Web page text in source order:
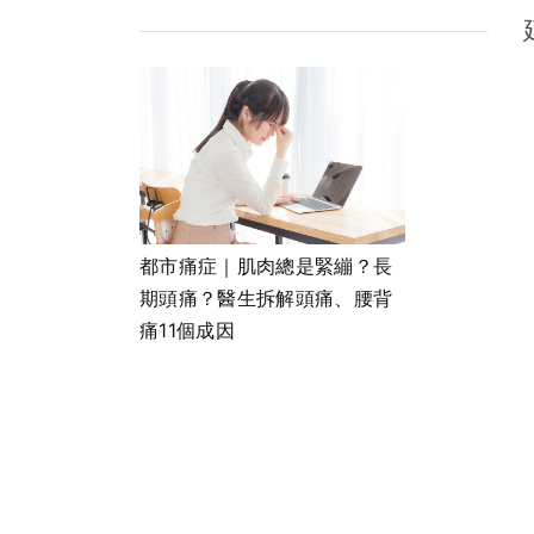
都市痛症｜肌肉總是緊繃？長
期頭痛？醫生拆解頭痛、腰背
痛11個成因